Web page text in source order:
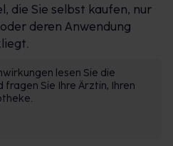
die Sie selbst kaufen, nur
deren Anwendung
lesen Sie die
fragen Sie Ihre Ärztin, Ihren